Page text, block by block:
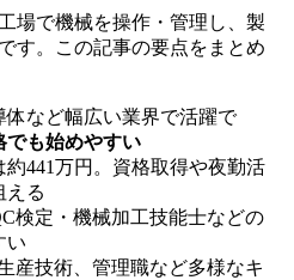
場で機械を操作・管理し、製
す。この記事の要点をまとめ
体など幅広い業界で活躍で
でも始めやすい
441万円。資格取得や夜勤活
える
検定・機械加工技能士などの
い
産技術、管理職など多様なキ